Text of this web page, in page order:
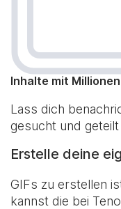
Inhalte mit
Lass dich
gesucht und
Erstelle deine
GIFs zu erstellen
kannst die bei